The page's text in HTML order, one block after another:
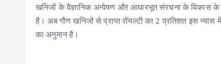
खनिजों के वैज्ञानिक अन्वेषण और आधारभूत संरचना के विकास के
है। अब गौण खनिजों से प्राप्त रॉयल्टी का 2 प्रतिशत इस न्यास
का अनुमान है।